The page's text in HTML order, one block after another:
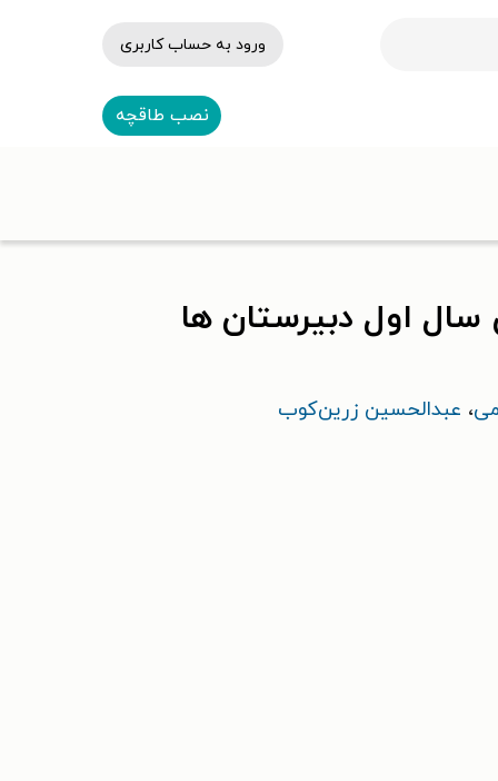
ورود به حساب کاربری
نصب طاقچه
سال اول دبیرستان ها
، عبدالحسین زرین‌کوب